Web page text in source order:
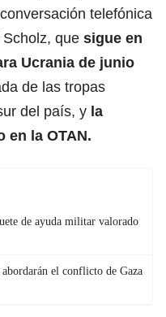
telefónica
que sigue en
Ucrania de junio
de las tropas
del país, y la
en la OTAN.
de ayuda militar valorado
el conflicto de Gaza